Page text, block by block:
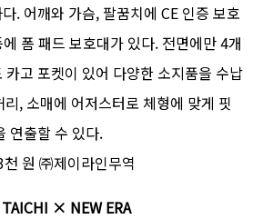
. 어깨와 가슴, 팔꿈치에 CE 인증 보호
폼 패드 보호대가 있다. 전면에만 4개
고 포켓이 있어 다양한 소지품을 수납
, 소매에 어저스터로 체형에 맞게 핏
연출할 수 있다.
원 ㈜제이라인무역
TAICHI × NEW ERA